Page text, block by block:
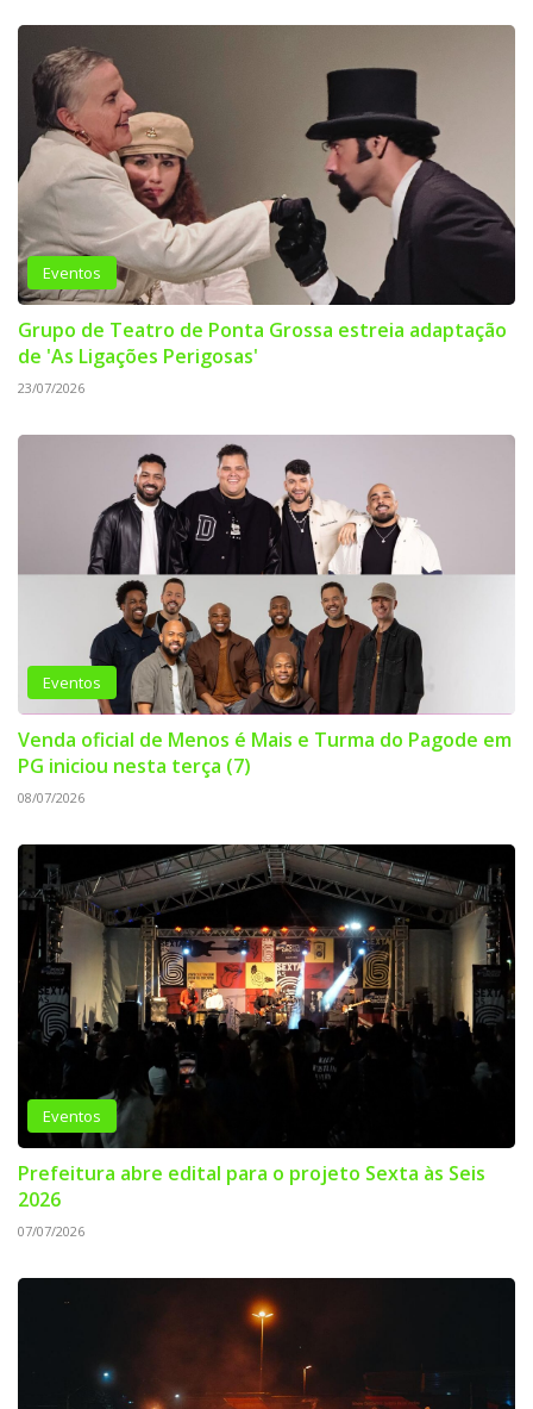
Eventos
Grupo de Teatro de Ponta Grossa estreia adaptação
de 'As Ligações Perigosas'
23/07/2026
Eventos
Venda oficial de Menos é Mais e Turma do Pagode em
PG iniciou nesta terça (7)
08/07/2026
Eventos
Prefeitura abre edital para o projeto Sexta às Seis
2026
07/07/2026